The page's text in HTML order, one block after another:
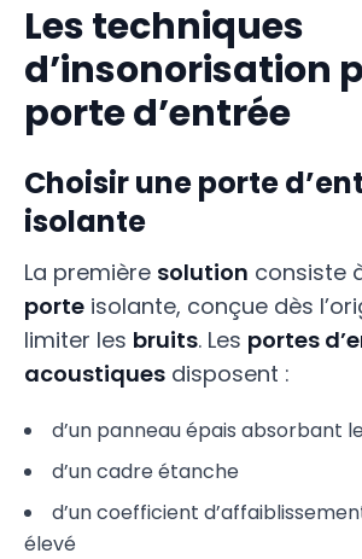
Les techniques
d’insonorisation
porte d’entrée
Choisir une porte
isolante
La première solution consiste
porte isolante, conçue dès
limiter les bruits. Les portes
acoustiques disposent :
d’un panneau épais absorbant
d’un cadre étanche
d’un coefficient
élevé